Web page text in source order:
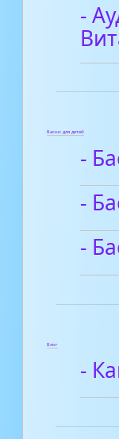
-
Басни для детей
-
-
-
Блог
-